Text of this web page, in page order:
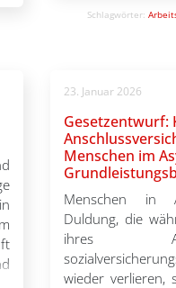
und Jugendlichen
Schlagwörter:
23. Januar 2026
Gesetzentwurf:
Menschen im
Menschen in
Duldung, die
ihres
wieder verlieren,